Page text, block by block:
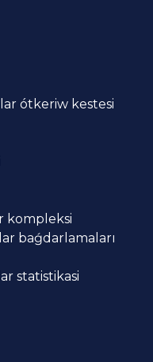
ótkeriw kestesi
kompleksi
baǵdarlamaları
statistikasi